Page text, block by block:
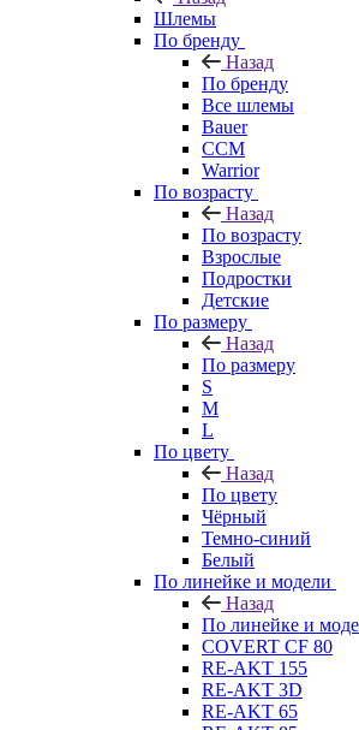
Шлемы
По бренду
Назад
По бренду
Все шлемы
Bauer
CCM
Warrior
По возрасту
Назад
По возрасту
Взрослые
Подростки
Детские
По размеру
Назад
По размеру
S
M
L
По цвету
Назад
По цвету
Чёрный
Темно-синий
Белый
По линейке и модели
Назад
По линейке и
COVERT CF 80
RE-AKT 155
RE-AKT 3D
RE-AKT 65